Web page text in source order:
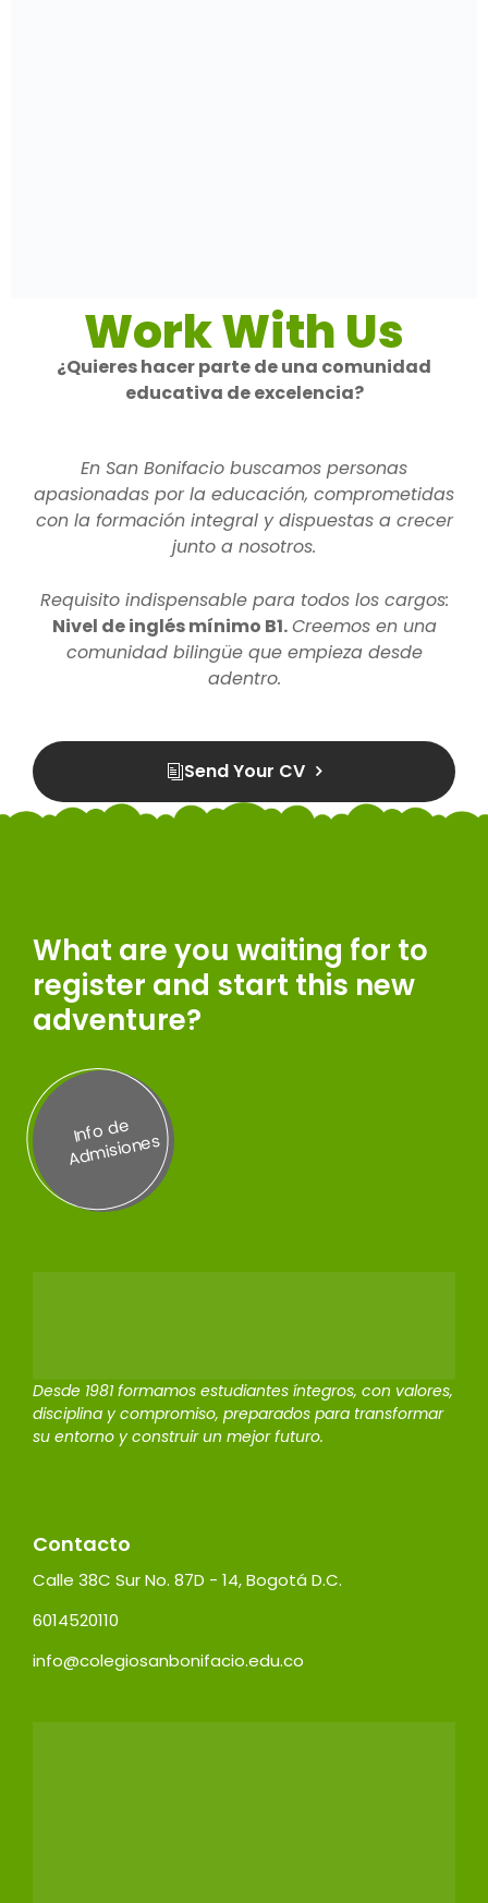
Work With Us
¿Quieres hacer parte de una comunidad
educativa de excelencia?
En San Bonifacio buscamos personas
apasionadas por la educación, comprometidas
con la formación integral y dispuestas a crecer
junto a nosotros.
Requisito indispensable para todos los cargos:
Nivel de inglés mínimo B1.Creemos en una
comunidad bilingüe que empieza desde
adentro.
Send Your CV
What are you waiting for to
register and start this new
adventure?
Inf
o
d
e
A
d
misi
on
es
Desde 1981 formamos estudiantes íntegros, con valores,
disciplina y compromiso, preparados para transformar
su entorno y construir un mejor futuro.
Contacto
Calle 38C Sur No. 87D - 14, Bogotá D.C.
6014520110
info@colegiosanbonifacio.edu.co